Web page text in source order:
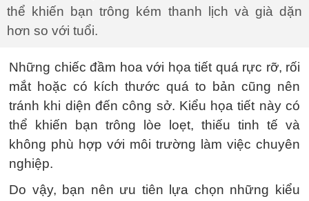
thể khiến bạn trông kém thanh lịch và già dặn
hơn so với tuổi.
Những chiếc đầm hoa với họa tiết quá rực rỡ, rối
mắt hoặc có kích thước quá to bản cũng nên
tránh khi diện đến công sở. Kiểu họa tiết này có
thể khiến bạn trông lòe loẹt, thiếu tinh tế và
không phù hợp với môi trường làm việc chuyên
nghiệp.
Do vậy, bạn nên ưu tiên lựa chọn những kiểu